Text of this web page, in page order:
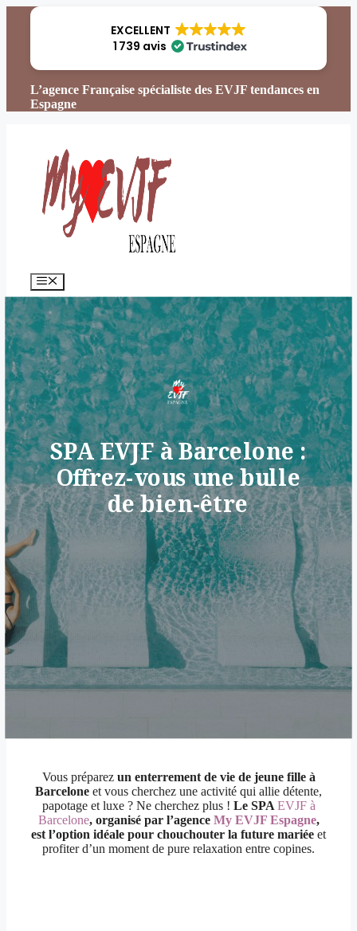
Aller
EXCELLENT
1 739 avis
L’agence Française spécialiste des EVJF tendances en
Espagne
Menu
15/05/202510/02/2025 parSvetlana Béraud
SPA EVJF à Barcelone :
Offrez-vous une bulle
de bien-être
Vous préparez un enterrement de vie de jeune fille à
Barcelone et vous cherchez une activité qui allie détente,
papotage et luxe ? Ne cherchez plus ! Le SPA EVJF à
Barcelone, organisé par l’agence My EVJF Espagne,
est l’option idéale pour chouchouter la future mariée et
profiter d’un moment de pure relaxation entre copines.